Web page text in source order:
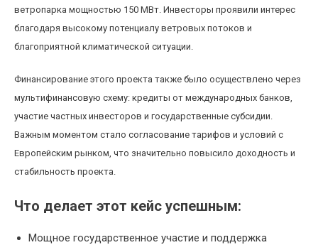
ветропарка мощностью 150 МВт. Инвесторы проявили интерес
благодаря высокому потенциалу ветровых потоков и
благоприятной климатической ситуации.
Финансирование этого проекта также было осуществлено через
мультифинансовую схему: кредиты от международных банков,
участие частных инвесторов и государственные субсидии.
Важным моментом стало согласование тарифов и условий с
Европейским рынком, что значительно повысило доходность и
стабильность проекта.
Что делает этот кейс успешным:
Мощное государственное участие и поддержка